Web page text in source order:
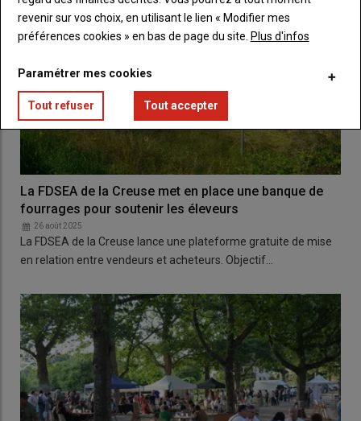
La FDSEA de la Creuse met en place une banque de
fourrages pour soutenir les éleveurs
26 août 2025
La FDSEA de la Creuse lance une plateforme gratuite de mise
en relation entre vendeurs et acheteurs. Objectif…
revenir sur vos choix, en utilisant le lien « Modifier mes
préférences cookies » en bas de page du site. Plus d'infos
Paramétrer mes cookies
Tout refuser Tout accepter